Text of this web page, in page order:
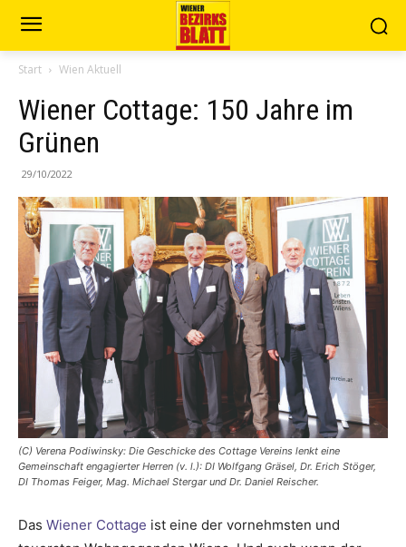
Start Wien Aktuell
Wiener Cottage: 150 Jahre im
Grünen
29/10/2022
(C) Verena Podiwinsky: Die Geschicke des Cottage Vereins lenkt eine
Gemeinschaft engagierter Herren (v. l.): DI Wolfgang Gräsel, Dr. Erich Stöger,
DI Thomas Feiger, Mag. Michael Stergar und Dr. Daniel Reischer.
Das Wiener Cottage ist eine der vornehmsten und